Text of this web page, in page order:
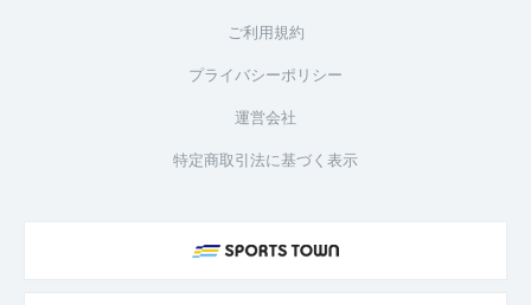
ご利用規約
プライバシーポリシー
運営会社
特定商取引法に基づく表示